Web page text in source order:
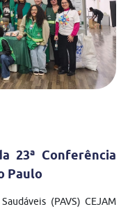
23ª Conferência
Paulo
(PAVS) CEJAM